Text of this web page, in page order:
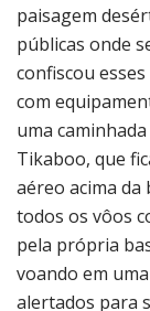
paisagem
públicas onde
confiscou
com
uma
Tikaboo, que
aéreo acima
todos os vôos
pela própria
voando em
alertados para